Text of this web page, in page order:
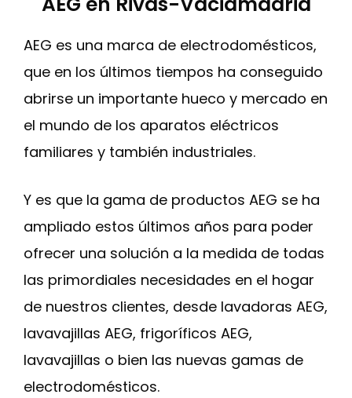
AEG es una marca de electrodomésticos,
que en los últimos tiempos ha conseguido
abrirse un importante hueco y mercado en
el mundo de los aparatos eléctricos
familiares y también industriales.
Y es que la gama de productos AEG se ha
ampliado estos últimos años para poder
ofrecer una solución a la medida de todas
las primordiales necesidades en el hogar
de nuestros clientes, desde lavadoras AEG,
lavavajillas AEG, frigoríficos AEG,
lavavajillas o bien las nuevas gamas de
electrodomésticos.